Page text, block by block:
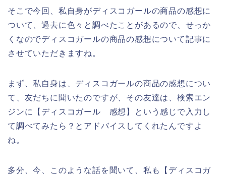
そこで今回、私自身がディスコガールの商品の感想に
ついて、過去に色々と調べたことがあるので、せっか
くなのでディスコガールの商品の感想について記事に
させていただきますね。
まず、私自身は、ディスコガールの商品の感想につい
て、友だちに聞いたのですが、その友達は、検索エン
ジンに【ディスコガール 感想】という感じで入力し
て調べてみたら？とアドバイスしてくれたんですよ
ね。
多分、今、このような話を聞いて、私も【ディスコガ